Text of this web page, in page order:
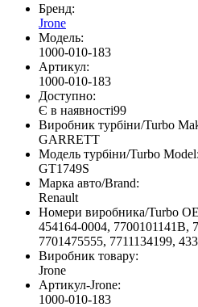
Бренд:
Jrone
Модель:
1000-010-183
Артикул:
1000-010-183
Доступно:
Є в наявності99
Виробник турбіни/Turbo
GARRETT
Модель турбіни/Turbo Model:
GT1749S
Марка авто/Brand:
Renault
Номери виробника/Turbo
454164-0004, 7700101141B,
7701475555, 7711134199,
Виробник товару:
Jrone
Артикул-Jrone:
1000-010-183